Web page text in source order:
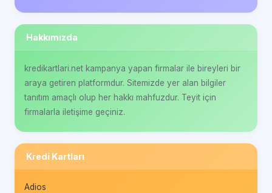
Hakkımızda
kredikartlari.net kampanya yapan firmalar ile bireyleri bir
araya getiren platformdur. Sitemizde yer alan bilgiler
tanıtım amaçlı olup her hakkı mahfuzdur. Teyit için
firmalarla iletişime geçiniz.
Kredi Kartları
Adios